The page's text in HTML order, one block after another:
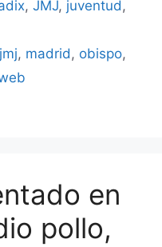
,JMJ, juventud ,
jmj, madrid , obispo,
en
pollo,